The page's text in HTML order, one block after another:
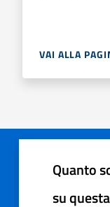
VAI ALLA
Quanto
su